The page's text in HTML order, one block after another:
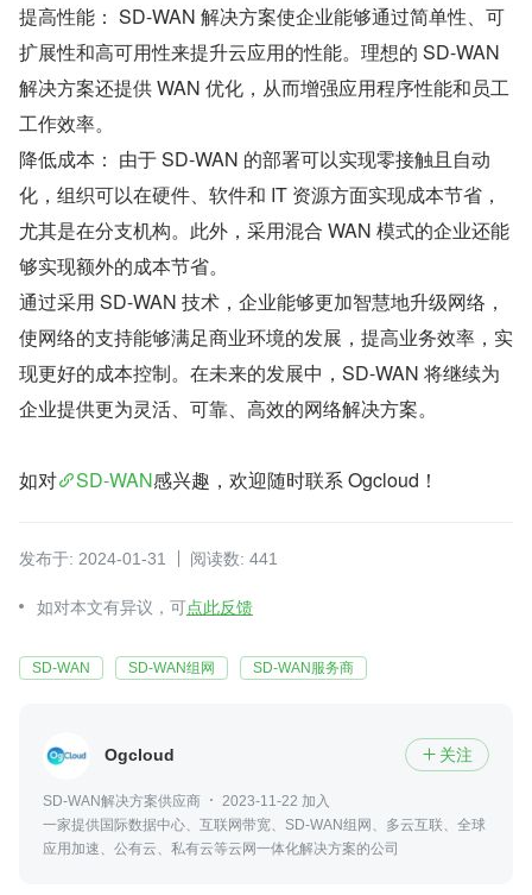
提高性能： SD-WAN 解决方案使企业能够通过简单性、可
扩展性和高可用性来提升云应用的性能。理想的 SD-WAN
解决方案还提供 WAN 优化，从而增强应用程序性能和员工
工作效率。
降低成本： 由于 SD-WAN 的部署可以实现零接触且自动
化，组织可以在硬件、软件和 IT 资源方面实现成本节省，
尤其是在分支机构。此外，采用混合 WAN 模式的企业还能
够实现额外的成本节省。
通过采用 SD-WAN 技术，企业能够更加智慧地升级网络，
使网络的支持能够满足商业环境的发展，提高业务效率，实
现更好的成本控制。在未来的发展中，SD-WAN 将继续为
企业提供更为灵活、可靠、高效的网络解决方案。
如对 SD-WAN感兴趣，欢迎随时联系 Ogcloud！
发布于: 2024-01-31 阅读数: 441
如对本文有异议，可点此反馈
SD-WAN SD-WAN组网 SD-WAN服务商
Ogcloud  关注
SD-WAN解决方案供应商
2023-11-22 加入
一家提供国际数据中心、互联网带宽、SD-WAN组网、多云互联、全球
应用加速、公有云、私有云等云网一体化解决方案的公司